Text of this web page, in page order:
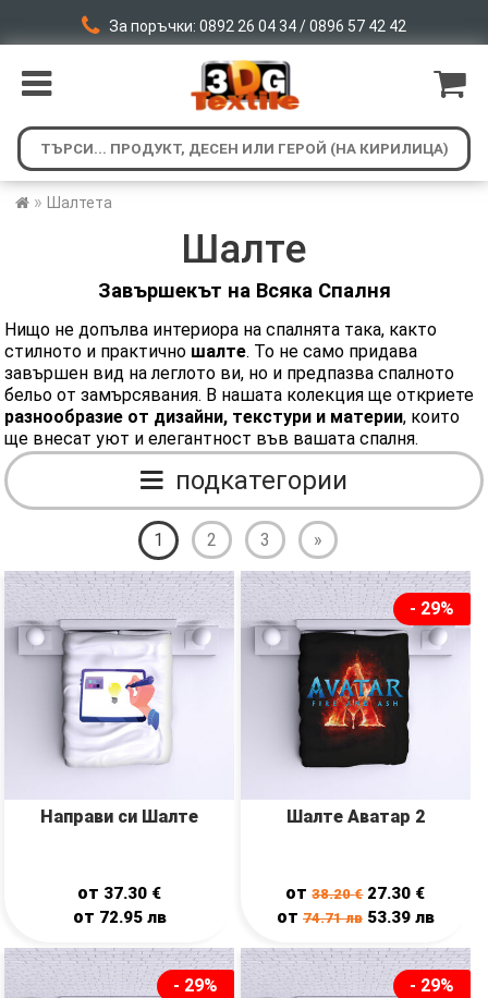
За поръчки: 0892 26 04 34 / 0896 57 42 42
» Шалтета
Шалте
Завършекът на Всяка Спалня
Нищо не допълва интериора на спалнята така, както
стилното и практично шалте. То не само придава
завършен вид на леглото ви, но и предпазва спалното
бельо от замърсявания. В нашата колекция ще откриете
разнообразие от дизайни, текстури и материи, които
ще внесат уют и елегантност във вашата спалня.
подкатегории
1 2 3 »
Направи си Шалте
от 37.30 €
от 72.95 лв
- 29%
Шалте Аватар 2
от38.20€ 27.30 €
от 74.71лв 53.39 лв
- 29% - 29%